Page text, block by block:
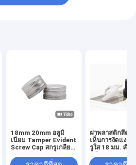
18mm 20mm อลูมิ
เนียม Tamper Evident
Screw Cap สกรูเกลียว
Proof Cap
ฝาพลาสติกสีดำ
เห็นการงัดแงะ
รูใส 18 มม. สำ